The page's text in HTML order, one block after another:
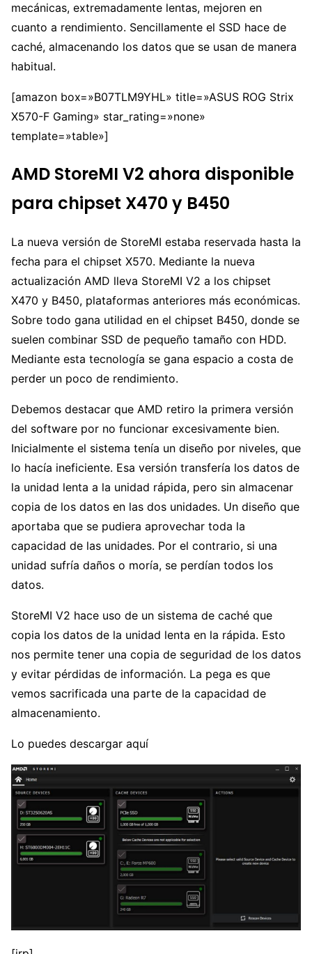
mecánicas, extremadamente lentas, mejoren en
cuanto a rendimiento. Sencillamente el SSD hace de
caché, almacenando los datos que se usan de manera
habitual.
[amazon box=»B07TLM9YHL» title=»ASUS ROG Strix
X570-F Gaming» star_rating=»none»
template=»table»]
AMD StoreMI V2 ahora disponible
para chipset X470 y B450
La nueva versión de StoreMI estaba reservada hasta la
fecha para el chipset X570. Mediante la nueva
actualización AMD lleva StoreMI V2 a los chipset
X470 y B450, plataformas anteriores más económicas.
Sobre todo gana utilidad en el chipset B450, donde se
suelen combinar SSD de pequeño tamaño con HDD.
Mediante esta tecnología se gana espacio a costa de
perder un poco de rendimiento.
Debemos destacar que AMD retiro la primera versión
del software por no funcionar excesivamente bien.
Inicialmente el sistema tenía un diseño por niveles, que
lo hacía ineficiente. Esa versión transfería los datos de
la unidad lenta a la unidad rápida, pero sin almacenar
copia de los datos en las dos unidades. Un diseño que
aportaba que se pudiera aprovechar toda la
capacidad de las unidades. Por el contrario, si una
unidad sufría daños o moría, se perdían todos los
datos.
StoreMI V2 hace uso de un sistema de caché que
copia los datos de la unidad lenta en la rápida. Esto
nos permite tener una copia de seguridad de los datos
y evitar pérdidas de información. La pega es que
vemos sacrificada una parte de la capacidad de
almacenamiento.
Lo puedes descargar aquí